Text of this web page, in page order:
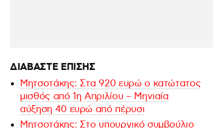
ΔΙΑΒΑΣΤΕ ΕΠΙΣΗΣ
Μητσοτάκης: Στα 920 ευρώ ο κατώτατος
μισθός από 1η Απριλίου – Μηνιαία
αύξηση 40 ευρώ από πέρυσι
Μητσοτάκης: Στο υπουργικό συμβούλιο